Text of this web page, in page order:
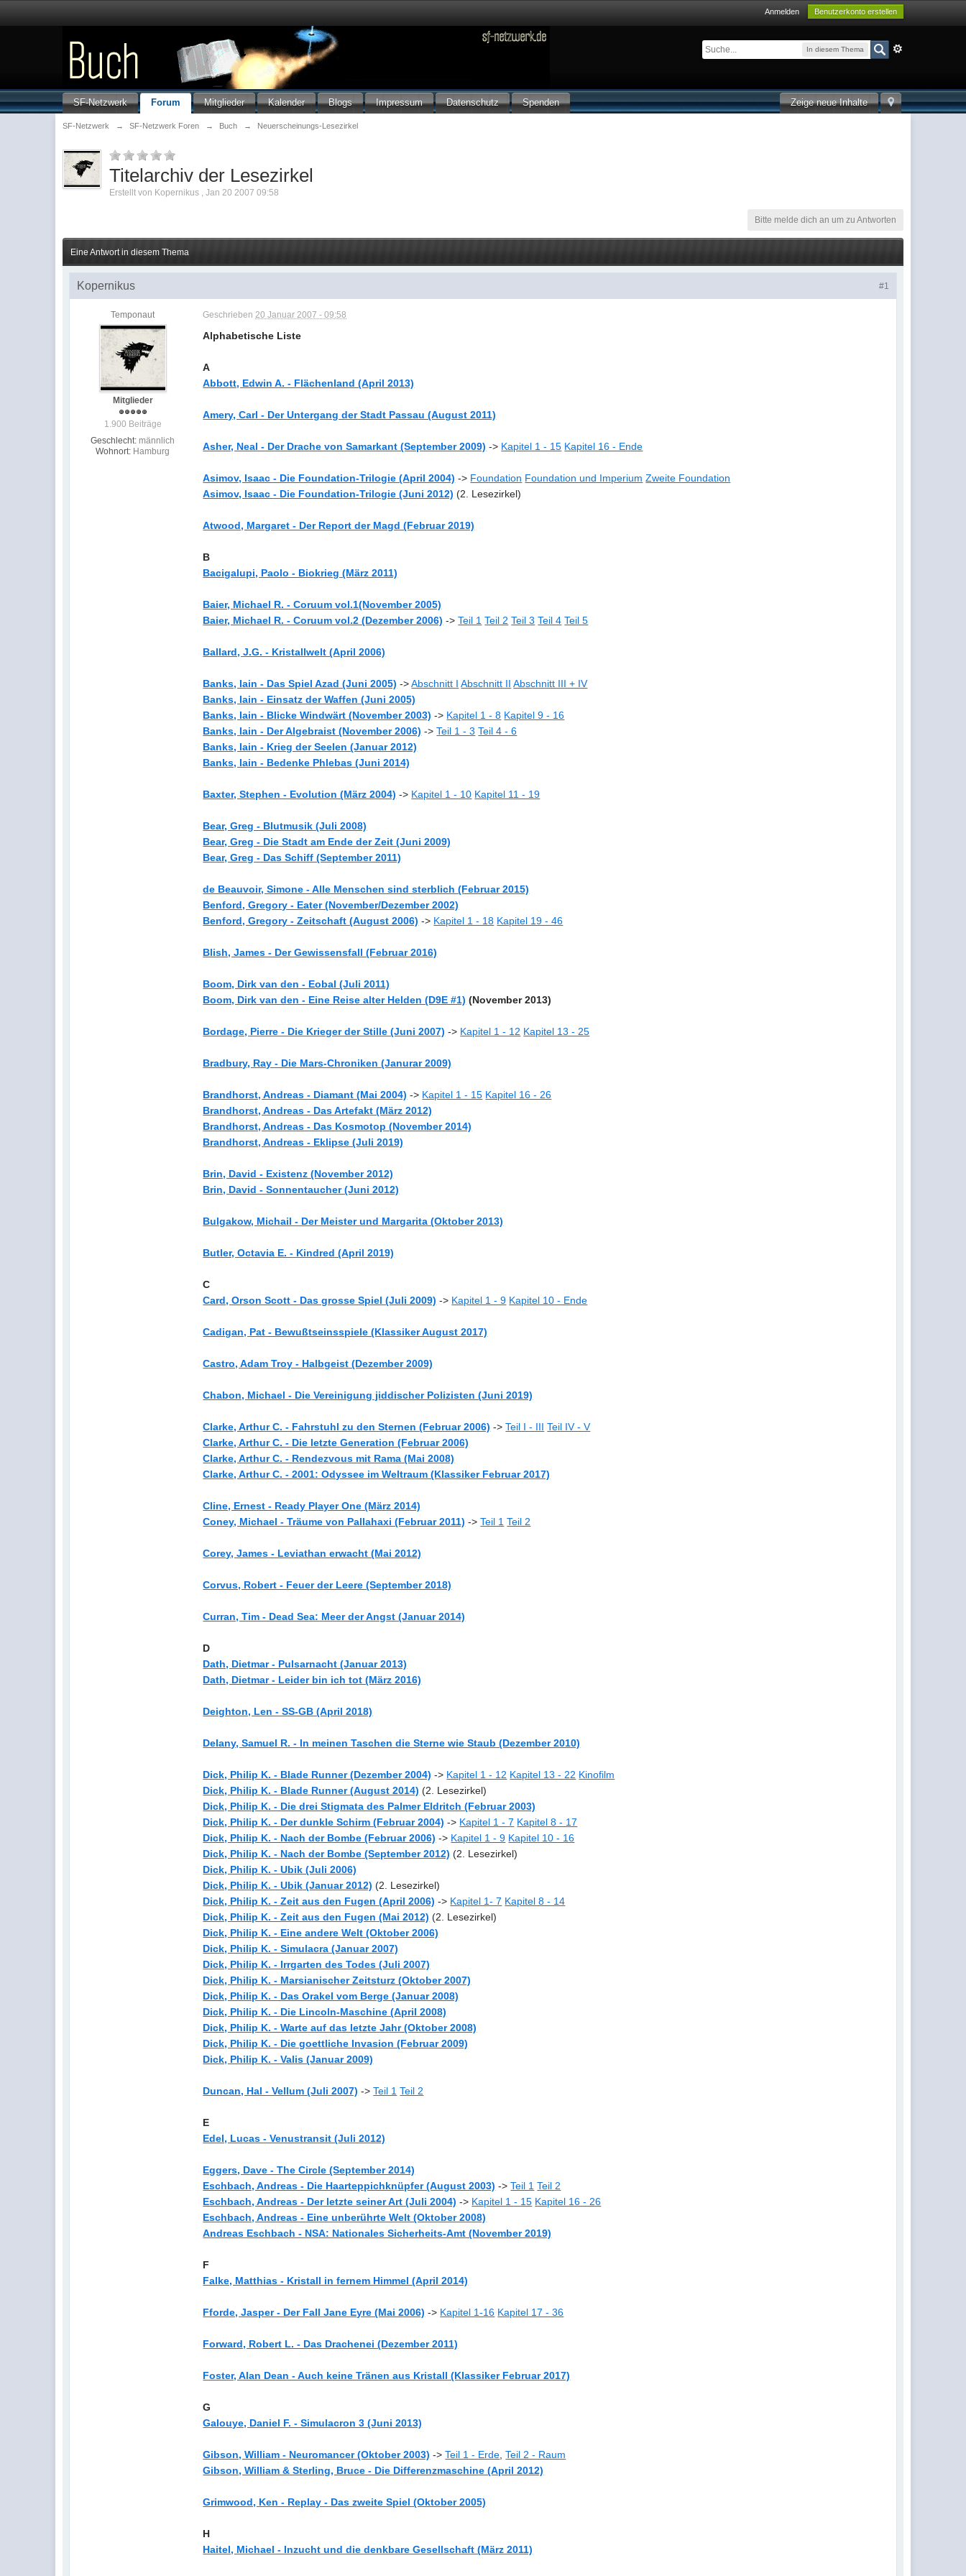
Anmelden Benutzerkonto erstellen
In diesem Thema
Zeige neue Inhalte
SF-Netzwerk Forum Mitglieder Kalender Blogs Impressum Datenschutz Spenden
SF-Netzwerk → SF-Netzwerk Foren → Buch → Neuerscheinungs-Lesezirkel
Titelarchiv der Lesezirkel
Erstellt von Kopernikus ,Jan 20 2007 09:58
Bitte melde dich an um zu Antworten
Eine Antwort in diesem Thema
#1
Kopernikus
Temponaut
Mitglieder
1.900 Beiträge
Geschlecht: männlich
Wohnort: Hamburg
Geschrieben20 Januar 2007 - 09:58
Alphabetische Liste
A
Abbott, Edwin A. - Flächenland (April 2013)
Amery, Carl - Der Untergang der Stadt Passau (August 2011)
Asher, Neal - Der Drache von Samarkant (September 2009) -> Kapitel 1 - 15 Kapitel 16 - Ende
Asimov, Isaac - Die Foundation-Trilogie (April 2004) -> Foundation Foundation und Imperium Zweite Foundation
Asimov, Isaac - Die Foundation-Trilogie (Juni 2012) (2. Lesezirkel)
Atwood, Margaret - Der Report der Magd (Februar 2019)
B
Bacigalupi, Paolo - Biokrieg (März 2011)
Baier, Michael R. - Coruum vol.1(November 2005)
Baier, Michael R. - Coruum vol.2 (Dezember 2006) ->Teil 1 Teil 2 Teil 3 Teil 4 Teil 5
Ballard, J.G. - Kristallwelt (April 2006)
Banks, Iain - Das Spiel Azad (Juni 2005) ->Abschnitt I Abschnitt II Abschnitt III + IV
Banks, Iain - Einsatz der Waffen (Juni 2005)
Banks, Iain - Blicke Windwärt (November 2003) -> Kapitel 1 - 8 Kapitel 9 - 16
Banks, Iain - Der Algebraist (November 2006) ->Teil 1 - 3 Teil 4 - 6
Banks, Iain - Krieg der Seelen (Januar 2012)
Banks, Iain - Bedenke Phlebas (Juni 2014)
Baxter, Stephen - Evolution (März 2004) -> Kapitel 1 - 10 Kapitel 11 - 19
Bear, Greg - Blutmusik (Juli 2008)
Bear, Greg - Die Stadt am Ende der Zeit (Juni 2009)
Bear, Greg - Das Schiff (September 2011)
de Beauvoir, Simone - Alle Menschen sind sterblich (Februar 2015)
Benford, Gregory - Eater (November/Dezember 2002)
Benford, Gregory - Zeitschaft (August 2006) -> Kapitel 1 - 18 Kapitel 19 - 46
Blish, James - Der Gewissensfall (Februar 2016)
Boom, Dirk van den - Eobal (Juli 2011)
Boom, Dirk van den - Eine Reise alter Helden (D9E #1) (November 2013)
Bordage, Pierre - Die Krieger der Stille (Juni 2007) -> Kapitel 1 - 12 Kapitel 13 - 25
Bradbury, Ray - Die Mars-Chroniken (Janurar 2009)
Brandhorst, Andreas - Diamant (Mai 2004) -> Kapitel 1 - 15 Kapitel 16 - 26
Brandhorst, Andreas - Das Artefakt (März 2012)
Brandhorst, Andreas - Das Kosmotop (November 2014)
Brandhorst, Andreas - Eklipse (Juli 2019)
Brin, David - Existenz (November 2012)
Brin, David - Sonnentaucher (Juni 2012)
Bulgakow, Michail - Der Meister und Margarita (Oktober 2013)
Butler, Octavia E. - Kindred (April 2019)
C
Card, Orson Scott - Das grosse Spiel (Juli 2009) -> Kapitel 1 - 9 Kapitel 10 - Ende
Cadigan, Pat - Bewußtseinsspiele (Klassiker August 2017)
Castro, Adam Troy - Halbgeist (Dezember 2009)
Chabon, Michael - Die Vereinigung jiddischer Polizisten (Juni 2019)
Clarke, Arthur C. - Fahrstuhl zu den Sternen (Februar 2006) ->Teil I - III Teil IV - V
Clarke, Arthur C. - Die letzte Generation (Februar 2006)
Clarke, Arthur C. - Rendezvous mit Rama (Mai 2008)
Clarke, Arthur C. - 2001: Odyssee im Weltraum (Klassiker Februar 2017)
Cline, Ernest - Ready Player One (März 2014)
Coney, Michael - Träume von Pallahaxi (Februar 2011) ->Teil 1 Teil 2
Corey, James - Leviathan erwacht (Mai 2012)
Corvus, Robert - Feuer der Leere (September 2018)
Curran, Tim - Dead Sea: Meer der Angst (Januar 2014)
D
Dath, Dietmar - Pulsarnacht (Januar 2013)
Dath, Dietmar - Leider bin ich tot (März 2016)
Deighton, Len - SS-GB (April 2018)
Delany, Samuel R. - In meinen Taschen die Sterne wie Staub (Dezember 2010)
Dick, Philip K. - Blade Runner (Dezember 2004) -> Kapitel 1 - 12 Kapitel 13 - 22 Kinofilm
Dick, Philip K. - Blade Runner (August 2014) (2. Lesezirkel)
Dick, Philip K. - Die drei Stigmata des Palmer Eldritch (Februar 2003)
Dick, Philip K. - Der dunkle Schirm (Februar 2004) -> Kapitel 1 - 7 Kapitel 8 - 17
Dick, Philip K. - Nach der Bombe (Februar 2006) -> Kapitel 1 - 9 Kapitel 10 - 16
Dick, Philip K. - Nach der Bombe (September 2012) (2. Lesezirkel)
Dick, Philip K. - Ubik (Juli 2006)
Dick, Philip K. - Ubik (Januar 2012) (2. Lesezirkel)
Dick, Philip K. - Zeit aus den Fugen (April 2006) -> Kapitel 1- 7 Kapitel 8 - 14
Dick, Philip K. - Zeit aus den Fugen (Mai 2012) (2. Lesezirkel)
Dick, Philip K. - Eine andere Welt (Oktober 2006)
Dick, Philip K. - Simulacra (Januar 2007)
Dick, Philip K. - Irrgarten des Todes (Juli 2007)
Dick, Philip K. - Marsianischer Zeitsturz (Oktober 2007)
Dick, Philip K. - Das Orakel vom Berge (Januar 2008)
Dick, Philip K. - Die Lincoln-Maschine (April 2008)
Dick, Philip K. - Warte auf das letzte Jahr (Oktober 2008)
Dick, Philip K. - Die goettliche Invasion (Februar 2009)
Dick, Philip K. - Valis (Januar 2009)
Duncan, Hal - Vellum (Juli 2007) ->Teil 1 Teil 2
E
Edel, Lucas - Venustransit (Juli 2012)
Eggers, Dave - The Circle (September 2014)
Eschbach, Andreas - Die Haarteppichknüpfer (August 2003) ->Teil 1 Teil 2
Eschbach, Andreas - Der letzte seiner Art (Juli 2004) -> Kapitel 1 - 15 Kapitel 16 - 26
Eschbach, Andreas - Eine unberührte Welt (Oktober 2008)
Andreas Eschbach - NSA: Nationales Sicherheits-Amt (November 2019)
F
Falke, Matthias - Kristall in fernem Himmel (April 2014)
Fforde, Jasper - Der Fall Jane Eyre (Mai 2006) -> Kapitel 1-16 Kapitel 17 - 36
Forward, Robert L. - Das Drachenei (Dezember 2011)
Foster, Alan Dean - Auch keine Tränen aus Kristall (Klassiker Februar 2017)
G
Galouye, Daniel F. - Simulacron 3 (Juni 2013)
Gibson, William - Neuromancer (Oktober 2003) ->Teil 1 - Erde ,Teil 2 - Raum
Gibson, William & Sterling, Bruce - Die Differenzmaschine (April 2012)
Grimwood, Ken - Replay - Das zweite Spiel (Oktober 2005)
H
Haitel, Michael - Inzucht und die denkbare Gesellschaft (März 2011)